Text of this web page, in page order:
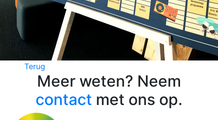
Terug
Meer weten? Neem
contact met ons op.